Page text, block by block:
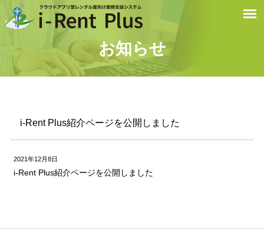
お知らせ
i-Rent Plus紹介ページを公開しました
2021年12月8日
i-Rent Plus紹介ページを公開しました